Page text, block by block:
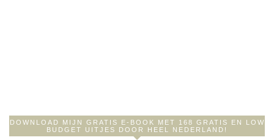
DOWNLOAD MIJN GRATIS E-BOOK MET 168 GRATIS EN LOW
BUDGET UITJES DOOR HEEL NEDERLAND!